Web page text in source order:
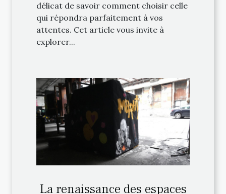
délicat de savoir comment choisir celle
qui répondra parfaitement à vos
attentes. Cet article vous invite à
explorer...
La renaissance des espaces